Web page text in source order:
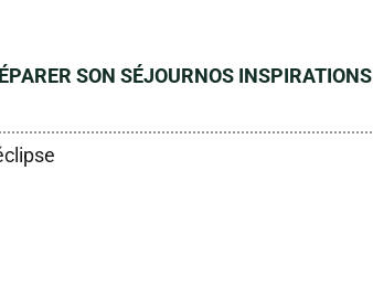
SON SÉJOURNOS INSPIRATIONS